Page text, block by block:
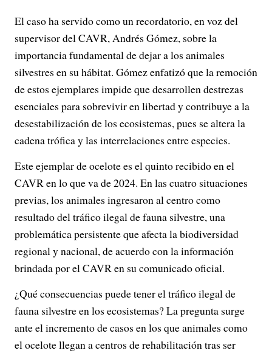
El caso ha servido como un recordatorio, en voz del
supervisor del CAVR, Andrés Gómez, sobre la
importancia fundamental de dejar a los animales
silvestres en su hábitat. Gómez enfatizó que la remoción
de estos ejemplares impide que desarrollen destrezas
esenciales para sobrevivir en libertad y contribuye a la
desestabilización de los ecosistemas, pues se altera la
cadena trófica y las interrelaciones entre especies.
Este ejemplar de ocelote es el quinto recibido en el
CAVR en lo que va de 2024. En las cuatro situaciones
previas, los animales ingresaron al centro como
resultado del tráfico ilegal de fauna silvestre, una
problemática persistente que afecta la biodiversidad
regional y nacional, de acuerdo con la información
brindada por el CAVR en su comunicado oficial.
¿Qué consecuencias puede tener el tráfico ilegal de
fauna silvestre en los ecosistemas? La pregunta surge
ante el incremento de casos en los que animales como
el ocelote llegan a centros de rehabilitación tras ser